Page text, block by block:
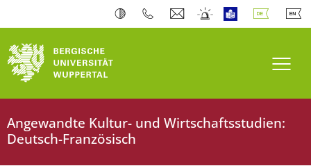
Angewandte Kultur- und Wirtschaftsstudien:
Deutsch-Französisch